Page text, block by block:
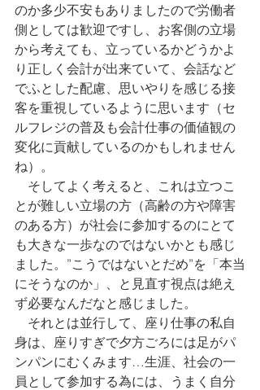
のか多少不安もありましたので労働者
側としては歓迎ですし、お客側の立場
から考えても、立っているかどうかよ
り正しく会計が出来ていて、会話など
でふとした配慮、思いやりを感じる接
客を重視しているように思います（セ
ルフレジの普及も会計仕事の価値観の
変化に貢献しているのかもしれません
ね）。
そしてよく考えると、これは立つこ
とが難しい立場の方（高齢の方や障害
のある方）が社会に参加するのにとて
も大きな一歩なのではないかとも感じ
ました。”こうではないとだめ”を「本当
にそうなのか」、と見直す視点は絶え
ず必要なんだなと感じました。
それとは並行して、座り仕事の私自
身は、座りすぎで夕方ごろには足がパ
ンパンにむくみます…生涯、社会の一
員として参加する為には、うまく自分